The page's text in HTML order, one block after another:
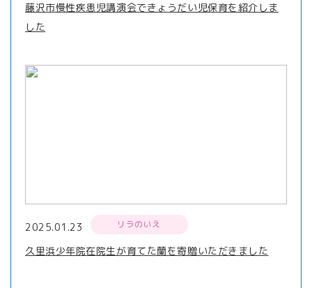
藤沢市慢性疾患児講演会できょうだい児保育を紹介しま
した
2025.01.23 リラのいえ
久里浜少年院在院生が育てた蘭を寄贈いただきました